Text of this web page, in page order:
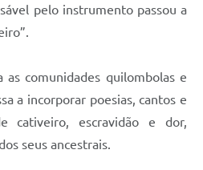
pelo instrumento passou a
as comunidades quilombolas e
a incorporar poesias, cantos e
cativeiro, escravidão e dor,
seus ancestrais.